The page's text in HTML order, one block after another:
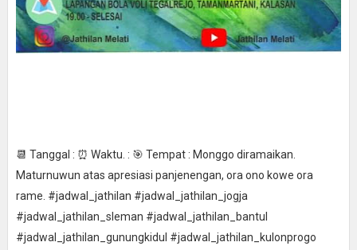
📆 Tanggal : ⏰ Waktu. : 🎯 Tempat : Monggo diramaikan.
Maturnuwun atas apresiasi panjenengan, ora ono kowe ora
rame. #jadwal_jathilan #jadwal_jathilan_jogja
#jadwal_jathilan_sleman #jadwal_jathilan_bantul
#jadwal_jathilan_gunungkidul #jadwal_jathilan_kulonprogo